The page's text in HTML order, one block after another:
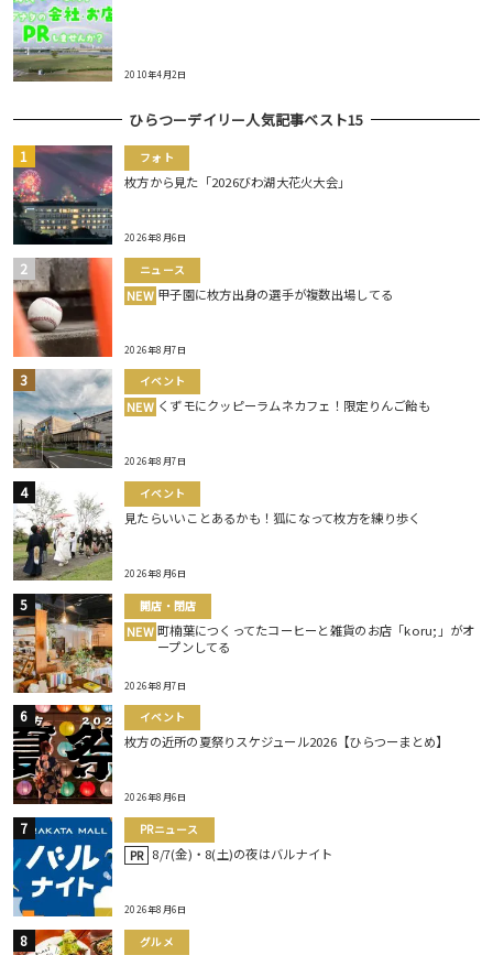
2010年4月2日
ひらつーデイリー人気記事ベスト15
フォト
枚方から見た「2026びわ湖大花火大会」
2026年8月6日
ニュース
NEW 甲子園に枚方出身の選手が複数出場してる
2026年8月7日
イベント
NEW くずモにクッピーラムネカフェ！限定りんご飴も
2026年8月7日
イベント
見たらいいことあるかも！狐になって枚方を練り歩く
2026年8月6日
開店・閉店
NEW 町楠葉につくってたコーヒーと雑貨のお店「koru;」がオ
ープンしてる
2026年8月7日
イベント
枚方の近所の夏祭りスケジュール2026【ひらつーまとめ】
2026年8月6日
PRニュース
PR 8/7(金)・8(土)の夜はバルナイト
2026年8月6日
グルメ